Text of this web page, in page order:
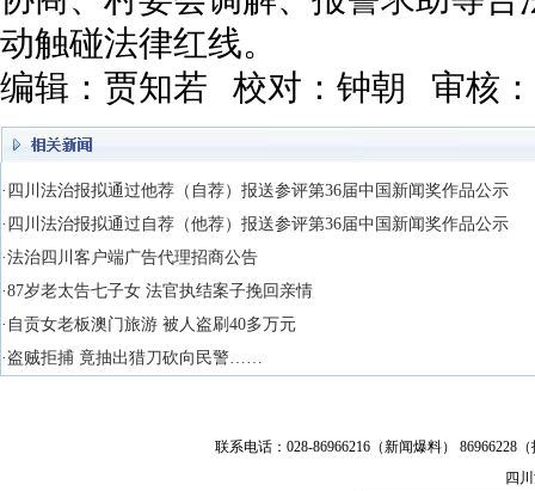
动触碰法律红线。
编辑：贾知若 校对：钟朝 审核
·四川法治报拟通过他荐（自荐）报送参评第36届中国新闻奖作品公示
·四川法治报拟通过自荐（他荐）报送参评第36届中国新闻奖作品公示
·法治四川客户端广告代理招商公告
·87岁老太告七子女 法官执结案子挽回亲情
·自贡女老板澳门旅游 被人盗刷40多万元
·盗贼拒捕 竟抽出猎刀砍向民警……
联系电话：028-86966216（新闻爆料） 86966228
四